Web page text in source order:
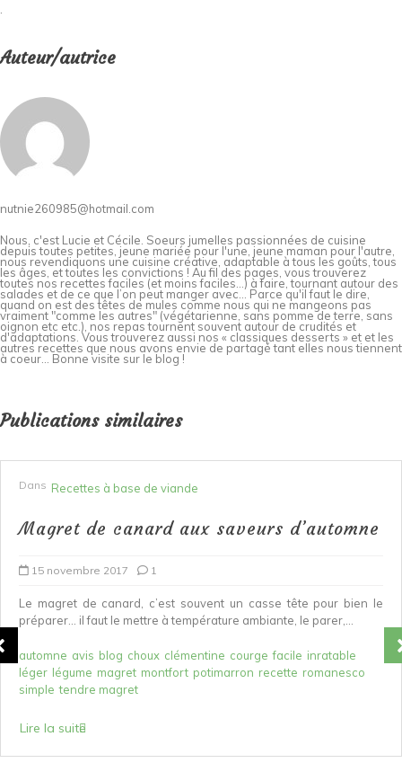
.
Auteur/autrice
nutnie260985@hotmail.com
Nous, c'est Lucie et Cécile. Soeurs jumelles passionnées de cuisine
depuis toutes petites, jeune mariée pour l'une, jeune maman pour l'autre,
nous revendiquons une cuisine créative, adaptable à tous les goûts, tous
les âges, et toutes les convictions ! Au fil des pages, vous trouverez
toutes nos recettes faciles (et moins faciles…) à faire, tournant autour des
salades et de ce que l’on peut manger avec… Parce qu'il faut le dire,
quand on est des têtes de mules comme nous qui ne mangeons pas
vraiment "comme les autres" (végétarienne, sans pomme de terre, sans
oignon etc etc.), nos repas tournent souvent autour de crudités et
d'adaptations. Vous trouverez aussi nos « classiques desserts » et et les
autres recettes que nous avons envie de partagé tant elles nous tiennent
à coeur... Bonne visite sur le blog !
Publications similaires
Dans Recettes à base de viande
Magret de canard aux saveurs d’automne
15 novembre 2017 1
Le magret de canard, c’est souvent un casse tête pour bien le
préparer… il faut le mettre à température ambiante, le parer,...
automne avis blog choux clémentine courge facile inratable
léger légume magret montfort potimarron recette romanesco
simple tendre magret
Lire la suite